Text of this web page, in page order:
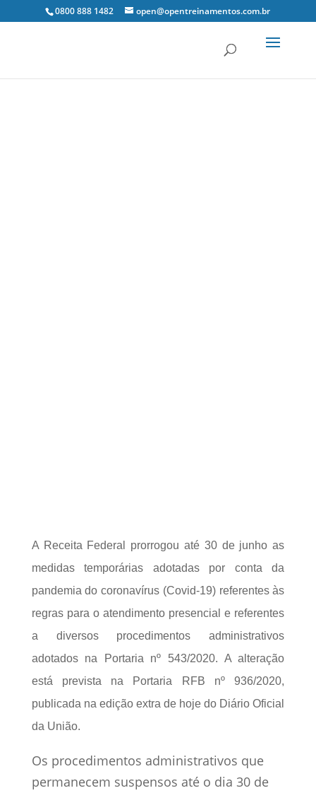
0800 888 1482 open@opentreinamentos.com.br
A Receita Federal prorrogou até 30 de junho as
medidas temporárias adotadas por conta da
pandemia do coronavírus (Covid-19) referentes às
regras para o atendimento presencial e referentes
a diversos procedimentos administrativos
adotados na Portaria nº 543/2020. A alteração
está prevista na Portaria RFB nº 936/2020,
publicada na edição extra de hoje do Diário Oficial
da União.
Os procedimentos administrativos que
permanecem suspensos até o dia 30 de